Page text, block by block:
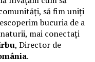
să fim uniți
bucuria de a
mai conectați
, Director de
.